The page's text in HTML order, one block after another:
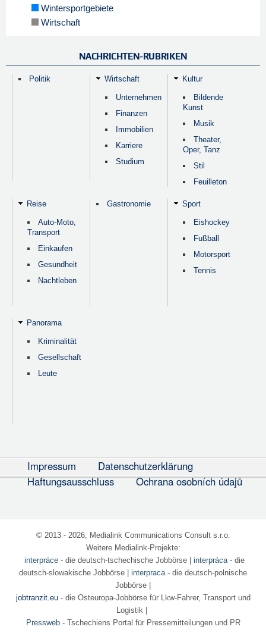
Wintersportgebiete
Wirtschaft
NACHRICHTEN-RUBRIKEN
Politik Wirtschaft
Unternehmen
Finanzen
Immobilien
Karriere
Studium
Kultur
Bildende
Kunst
Musik
Theater,
Oper, Tanz
Stil
Feuilleton
Reise
Auto-Moto,
Transport
Einkaufen
Gesundheit
Nachtleben
Gastronomie Sport
Eishockey
Fußball
Motorsport
Tennis
Panorama
Kriminalität
Gesellschaft
Leute
Impressum
Datenschutzerklärung
Haftungsausschluss
Ochrana osobních údajů
© 2013 - 2026, Medialink Communications Consult s.r.o.
Weitere Medialink-Projekte:
interpráce- die deutsch-tschechische Jobbörse| interpráca- die
deutsch-slowakische Jobbörse | interpraca- die deutsch-polnische
Jobbörse |
jobtranzit.eu- die Osteuropa-Jobbörse für Lkw-Fahrer, Transport und
Logistik |
Pressweb- Tschechiens Portal für Pressemitteilungen und PR